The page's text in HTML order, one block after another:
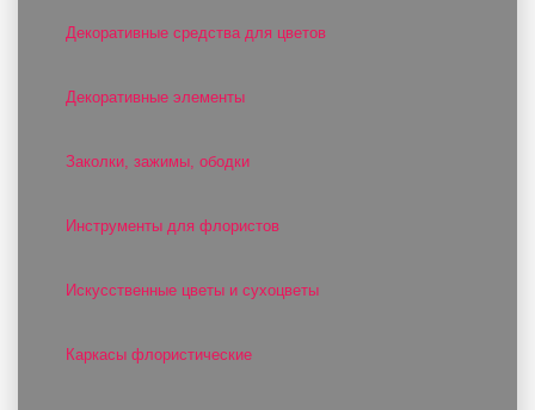
Декоративные средства для цветов
Декоративные элементы
Заколки, зажимы, ободки
Инструменты для флористов
Искусственные цветы и сухоцветы
Каркасы флористические